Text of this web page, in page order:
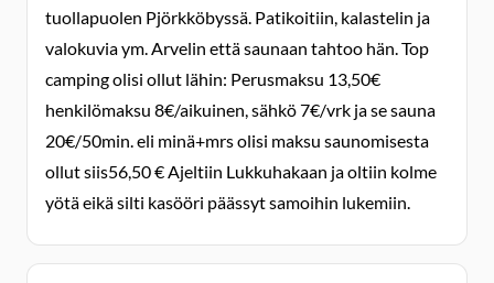
tuollapuolen Pjörkköbyssä. Patikoitiin, kalastelin ja
valokuvia ym. Arvelin että saunaan tahtoo hän. Top
camping olisi ollut lähin: Perusmaksu 13,50€
henkilömaksu 8€/aikuinen, sähkö 7€/vrk ja se sauna
20€/50min. eli minä+mrs olisi maksu saunomisesta
ollut siis56,50 € Ajeltiin Lukkuhakaan ja oltiin kolme
yötä eikä silti kasööri päässyt samoihin lukemiin.